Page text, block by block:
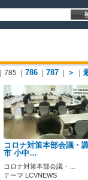
｜785 786 787 ＞
コロナ対策本部会議・
市 小中…
コロナ対策本部会議・…
テーマ LCVNEWS